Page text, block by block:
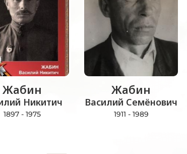
Жабин
Никитич
1897 - 1975
Жабин
Василий Семёнович
1911 - 1989